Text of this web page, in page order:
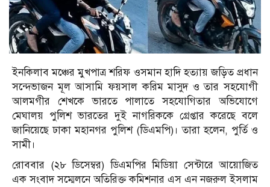
ইনকিলাব মঞ্চের মুখপাত্র শরিফ ওসমান হাদি হত্যায় জড়িত প্রধান
সন্দেভাজন মূল আসামি ফয়সাল করিম মাসুদ ও তার সহযোগী
আলমগীর শেখকে ভারতে পালাতে সহযোগিতার অভিযোগে
মেঘালয় পুলিশ ভারতের দুই নাগরিককে গ্রেপ্তার করেছে বলে
জানিয়েছে ঢাকা মহানগর পুলিশ (ডিএমপি)। তারা হলেন, পুর্তি ও
সামী।
রোববার (২৮ ডিসেম্বর) ডিএমপির মিডিয়া সেন্টারে আয়োজিত
এক সংবাদ সম্মেলনে অতিরিক্ত কমিশনার এস এন নজরুল ইসলাম